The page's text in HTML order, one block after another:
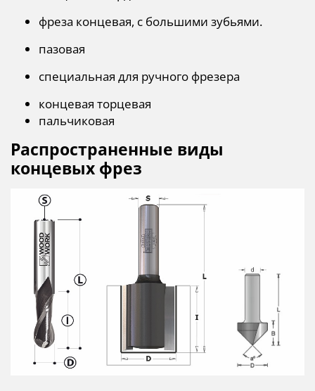
фреза концевая, с большими зубьями.
пазовая
специальная для ручного фрезера
концевая торцевая
пальчиковая
Распространенные виды
концевых фрез